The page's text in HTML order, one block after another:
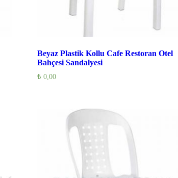
Beyaz Plastik Kollu Cafe Restoran Otel
Bahçesi Sandalyesi
₺ 0,00